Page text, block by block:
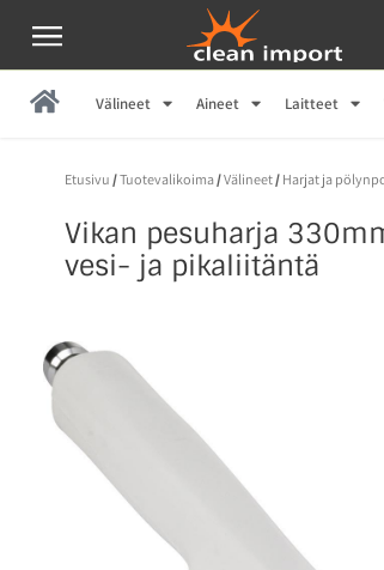
Välineet Aineet Laitteet
Etusivu /Tuotevalikoima/Välineet/ Harjat ja
Vikan pesuharja
vesi- ja pikaliitäntä